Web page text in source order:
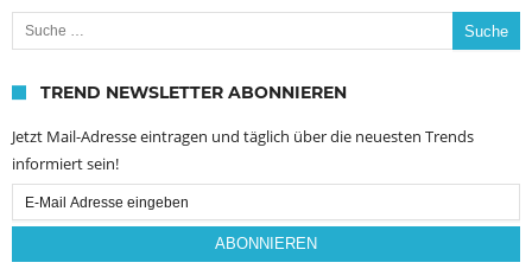
Suche nach:
TREND NEWSLETTER ABONNIEREN
Jetzt Mail-Adresse eintragen und täglich über die neuesten Trends
informiert sein!
Email
Subscription
ABONNIEREN